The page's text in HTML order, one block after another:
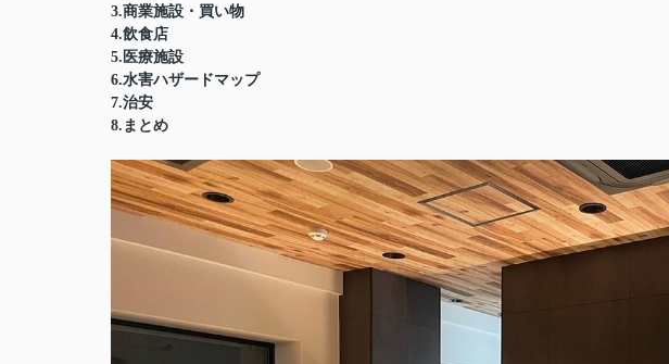
3.商業施設・買い物
4.飲食店
5.医療施設
6.水害ハザードマップ
7.治安
8.まとめ